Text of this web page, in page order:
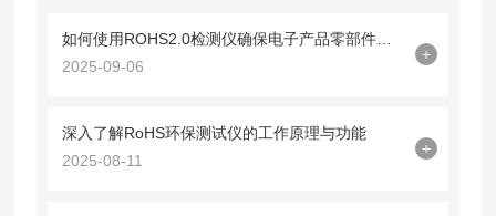
2025-09-06
+
深入了解RoHS环保测试仪的工作原理与功能
2025-08-11
+